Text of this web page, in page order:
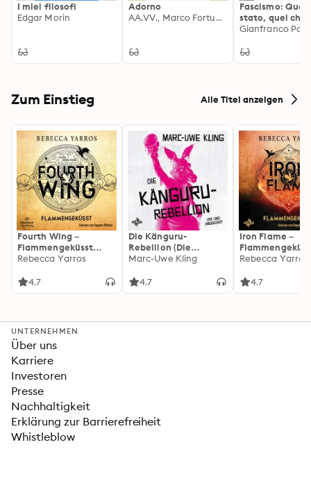
I miei filosofi
Edgar Morin
Adorno
AA.VV., Marco Fortunato
Fascismo: Quel
stato, quel che
rimane
Gianfranco
Zum Einstieg Alle Titel anzeigen
Fourth Wing –
Flammengeküsst
(Flammengeküsst-
Rebecca Yarros
4.7
Die Känguru-
Rebellion (Die
Känguru-Werke 5)
Marc-Uwe Kling
4.7
Iron Flame –
heißersehnte
Rebecca Yarros
4.7
UNTERNEHMEN
Über uns
Karriere
Investoren
Presse
Nachhaltigkeit
Erklärung zur Barrierefreiheit
Whistleblow